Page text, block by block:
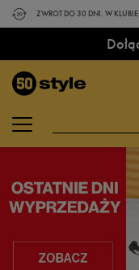
ZWROT DO 30 DNI. W